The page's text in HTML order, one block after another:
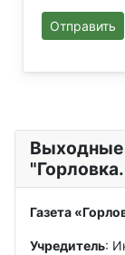
Отправить
Выходные
Газета
Учредитель: